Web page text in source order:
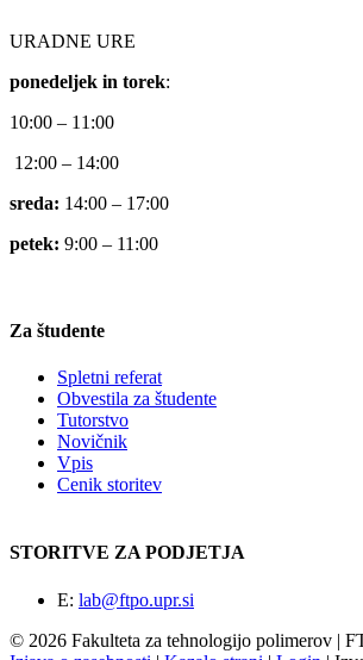
URADNE URE
ponedeljek in torek:
10:00 – 11:00
12:00 – 14:00
sreda: 14:00 – 17:00
petek: 9:00 – 11:00
Za študente
Spletni referat
Obvestila za študente
Tutorstvo
Novičnik
Vpis
Cenik storitev
STORITVE ZA PODJETJA
E: lab@ftpo.upr.si
© 2026 Fakulteta za tehnologijo polimerov |